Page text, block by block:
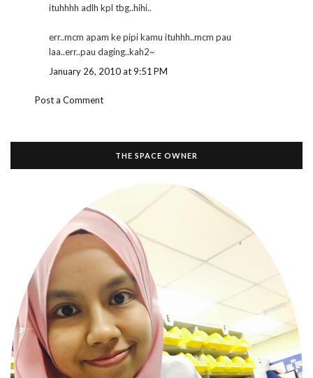
ituhhhh adlh kpl tbg..hihi..
err..mcm apam ke pipi kamu ituhhh..mcm pau
laa..err..pau daging..kah2~
January 26, 2010 at 9:51 PM
Post a Comment
THE SPACE OWNER